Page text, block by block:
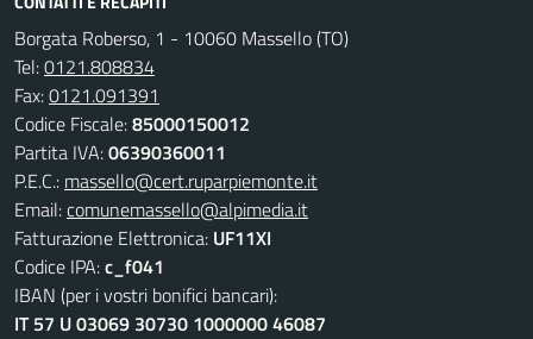
Borgata Roberso, 1 - 10060 Massello (TO)
Tel:0121.808834
Fax:0121.091391
Codice Fiscale:85000150012
Partita IVA:06390360011
P.E.C.: massello@cert.ruparpiemonte.it
Email:comunemassello@alpimedia.it
Fatturazione Elettronica: UF11XI
Codice IPA:c_f041
IBAN (per i vostri bonifici bancari):
IT 57 U 03069 30730 1000000 46087